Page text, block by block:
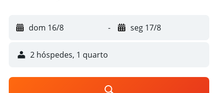
dom 16/8 - seg 17/8
2 hóspedes, 1 quarto